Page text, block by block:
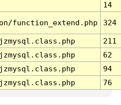
14
function_extend.php 324
211
62
94
76